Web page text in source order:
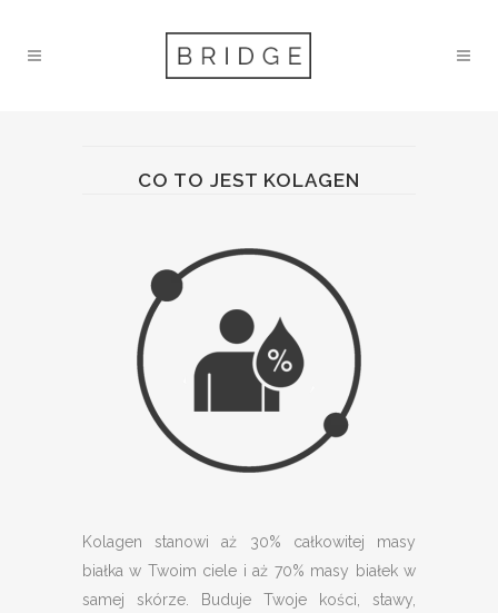
CO TO JEST KOLAGEN
Kolagen stanowi aż 30% całkowitej masy
białka w Twoim ciele i aż 70% masy białek w
samej skórze. Buduje Twoje kości, stawy,